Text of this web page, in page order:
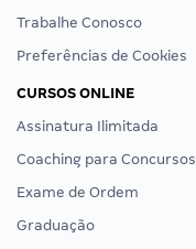
Trabalhe Conosco
Preferências de Cookies
CURSOS ONLINE
Assinatura Ilimitada
Coaching para Concursos
Exame de Ordem
Graduação